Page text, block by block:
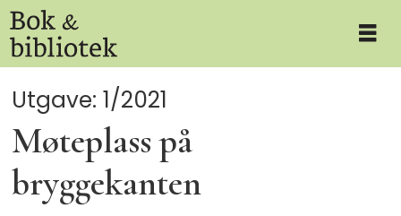
Utgave: 1/2021
Møteplass på
bryggekanten